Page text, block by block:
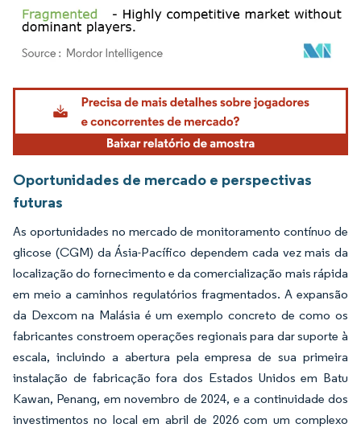
Imagem © Mordor Intelligence. O reuso requer atribuição conforme CC BY 4.0.
Oportunidades de mercado e perspectivas
futuras
As oportunidades no mercado de monitoramento contínuo de
glicose (CGM) da Ásia-Pacífico dependem cada vez mais da
localização do fornecimento e da comercialização mais rápida
em meio a caminhos regulatórios fragmentados. A expansão
da Dexcom na Malásia é um exemplo concreto de como os
fabricantes constroem operações regionais para dar suporte à
escala, incluindo a abertura pela empresa de sua primeira
instalação de fabricação fora dos Estados Unidos em Batu
Kawan, Penang, em novembro de 2024, e a continuidade dos
investimentos no local em abril de 2026 com um complexo